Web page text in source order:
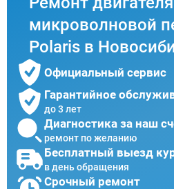
микроволновой
Polaris в
Официальный сервис
Гарантийное
до 3 лет
Диагностика за наш
ремонт по желанию
Бесплатный выезд
в день обращения
Срочный ремонт